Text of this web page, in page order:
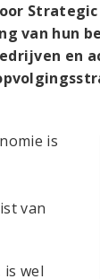
Strategic
van hun
en
is
van
wel